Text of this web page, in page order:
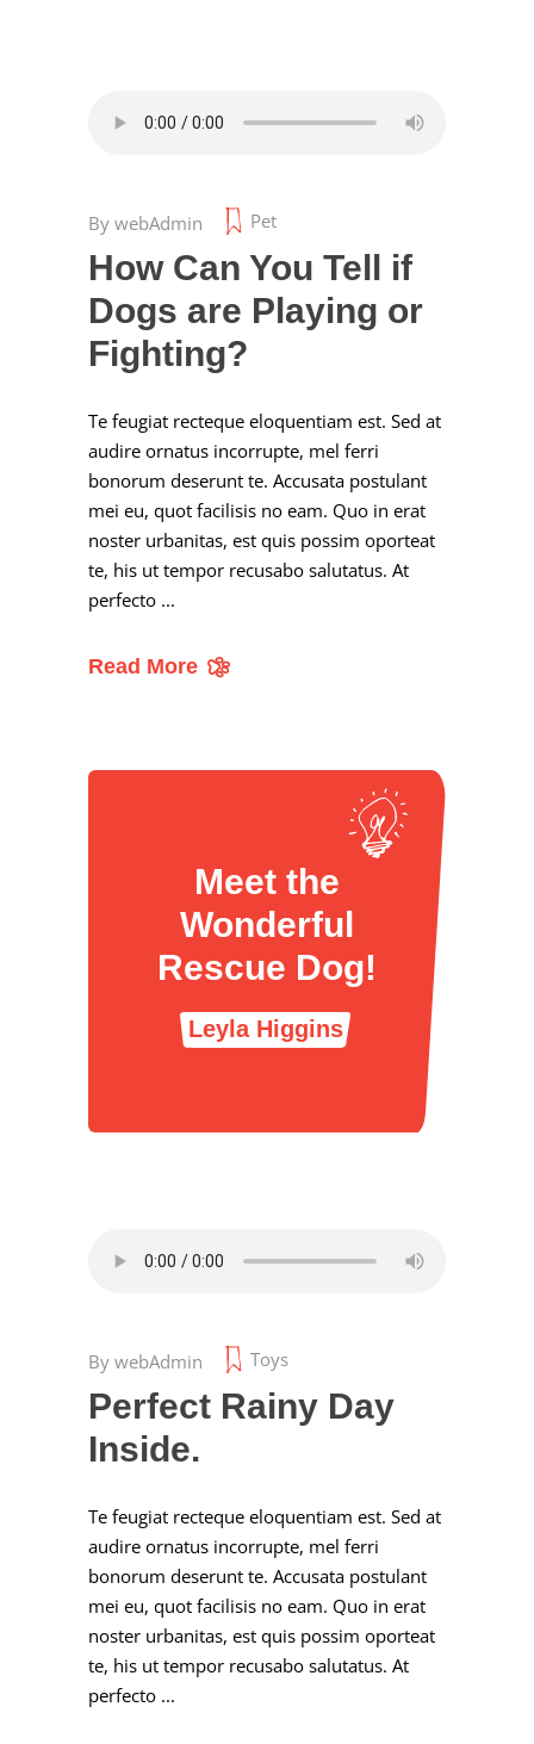
By webAdmin Pet
How Can You Tell if
Dogs are Playing or
Fighting?
Te feugiat recteque eloquentiam est. Sed at
audire ornatus incorrupte, mel ferri
bonorum deserunt te. Accusata postulant
mei eu, quot facilisis no eam. Quo in erat
noster urbanitas, est quis possim oporteat
te, his ut tempor recusabo salutatus. At
perfecto
Read More
Meet the
Wonderful
Rescue Dog!
Leyla Higgins
By webAdmin Toys
Perfect Rainy Day
Inside.
Te feugiat recteque eloquentiam est. Sed at
audire ornatus incorrupte, mel ferri
bonorum deserunt te. Accusata postulant
mei eu, quot facilisis no eam. Quo in erat
noster urbanitas, est quis possim oporteat
te, his ut tempor recusabo salutatus. At
perfecto